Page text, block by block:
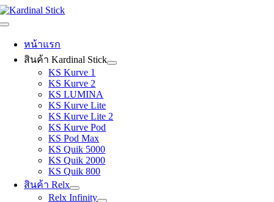
Skip
to
Toggle
Navigation
หน้าแรก
สินค้า Kardinal Stick
KS Kurve 1
KS Kurve 2
KS LUMINA
KS Kurve Lite
KS Kurve Lite 2
KS Kurve Pod
KS Pod Max
KS Quik 5000
KS Quik 2000
KS Quik 800
สินค้า Relx
Relx Infinity